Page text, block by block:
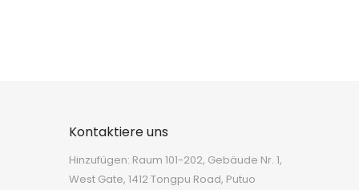
Kontaktiere uns
Hinzufügen: Raum 101-202, Gebäude Nr. 1,
West Gate, 1412 Tongpu Road, Putuo